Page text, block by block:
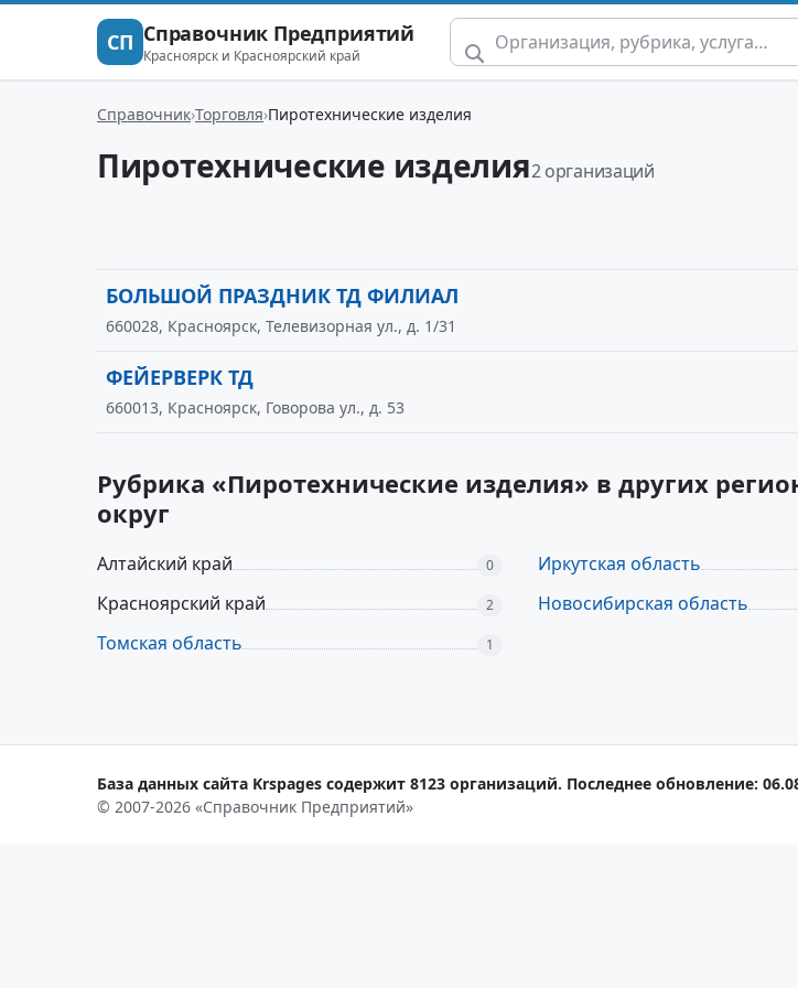
СП Справочник Предприятий
Красноярск и Красноярский край
Справочник Торговля Пиротехнические изделия
Пиротехнические изделия2 организаций
БОЛЬШОЙ ПРАЗДНИК ТД ФИЛИАЛ
660028, Красноярск, Телевизорная ул., д. 1/31
ФЕЙЕРВЕРК ТД
660013, Красноярск, Говорова ул., д. 53
Рубрика «Пиротехнические изделия» в других
округ
Алтайский край 0 Иркутская область
Красноярский край 2 Новосибирская область
Томская область 1
База данных сайта Krspages содержит 8123 организаций. Последнее обновление:
© 2007-2026 «Справочник Предприятий»